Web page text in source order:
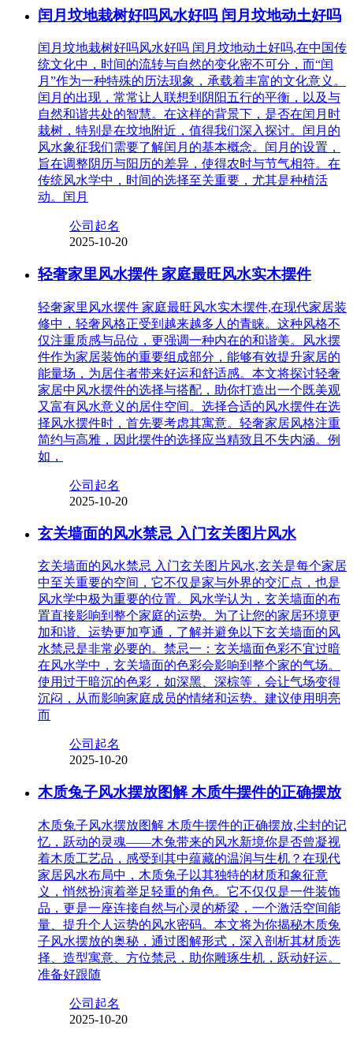
闰月坟地栽树好吗风水好吗 闰月坟地动土好吗
闰月坟地栽树好吗风水好吗 闰月坟地动土好吗,在中国传
统文化中，时间的流转与自然的变化密不可分，而“闰
月”作为一种特殊的历法现象，承载着丰富的文化意义。
闰月的出现，常常让人联想到阴阳五行的平衡，以及与
自然和谐共处的智慧。在这样的背景下，是否在闰月时
栽树，特别是在坟地附近，值得我们深入探讨。闰月的
风水象征我们需要了解闰月的基本概念。闰月的设置，
旨在调整阴历与阳历的差异，使得农时与节气相符。在
传统风水学中，时间的选择至关重要，尤其是种植活
动。闰月
公司起名
2025-10-20
轻奢家里风水摆件 家庭最旺风水实木摆件
轻奢家里风水摆件 家庭最旺风水实木摆件,在现代家居装
修中，轻奢风格正受到越来越多人的青睐。这种风格不
仅注重质感与品位，更强调一种内在的和谐美。风水摆
件作为家居装饰的重要组成部分，能够有效提升家居的
能量场，为居住者带来好运和舒适感。本文将探讨轻奢
家居中风水摆件的选择与搭配，助你打造出一个既美观
又富有风水意义的居住空间。选择合适的风水摆件在选
择风水摆件时，首先要考虑其寓意。轻奢家居风格注重
简约与高雅，因此摆件的选择应当精致且不失内涵。例
如，
公司起名
2025-10-20
玄关墙面的风水禁忌 入门玄关图片风水
玄关墙面的风水禁忌 入门玄关图片风水,玄关是每个家居
中至关重要的空间，它不仅是家与外界的交汇点，也是
风水学中极为重要的位置。风水学认为，玄关墙面的布
置直接影响到整个家庭的运势。为了让您的家居环境更
加和谐、运势更加亨通，了解并避免以下玄关墙面的风
水禁忌是非常必要的。禁忌一：玄关墙面色彩不宜过暗
在风水学中，玄关墙面的色彩会影响到整个家的气场。
使用过于暗沉的色彩，如深黑、深棕等，会让气场变得
沉闷，从而影响家庭成员的情绪和运势。建议使用明亮
而
公司起名
2025-10-20
木质兔子风水摆放图解 木质牛摆件的正确摆放
木质兔子风水摆放图解 木质牛摆件的正确摆放,尘封的记
忆，跃动的灵魂——木兔带来的风水新境你是否曾凝视
着木质工艺品，感受到其中蕴藏的温润与生机？在现代
家居风水布局中，木质兔子以其独特的材质和象征意
义，悄然扮演着举足轻重的角色。它不仅仅是一件装饰
品，更是一座连接自然与心灵的桥梁，一个激活空间能
量、提升个人运势的风水密码。本文将为你揭秘木质兔
子风水摆放的奥秘，通过图解形式，深入剖析其材质选
择、造型寓意、方位禁忌，助你雕琢生机，跃动好运。
准备好跟随
公司起名
2025-10-20